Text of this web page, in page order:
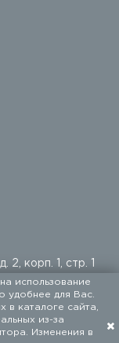
2, корп. 1, стр. 1
товары для
использование
удобнее для Вас.
в каталоге сайта,
из-за
Изменения в